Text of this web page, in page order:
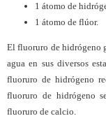
1 átomo de
1 átomo de flúor.
El fluoruro de hidrógeno
agua en sus diversos
fluoruro de hidrógeno
fluoruro de hidrógeno
fluoruro de calcio.